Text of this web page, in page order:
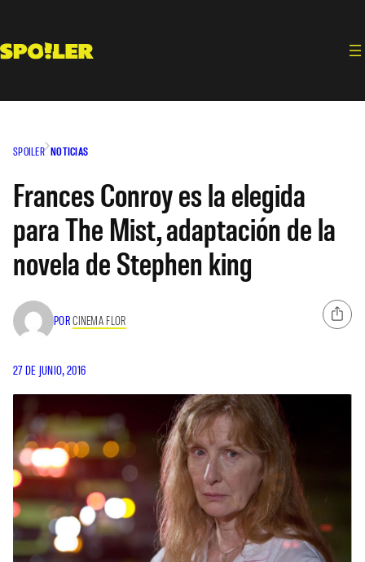
contenido
SPOILER NOTICIAS
Frances Conroy es la elegida
para The Mist, adaptación de la
novela de Stephen king
PORCINEMA FLOR
27 DE JUNIO, 2016